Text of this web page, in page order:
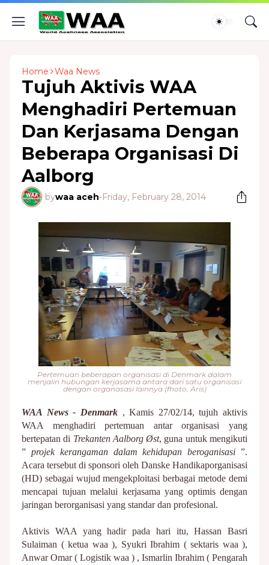
Home Waa News
Tujuh Aktivis WAA
Menghadiri Pertemuan
Dan Kerjasama Dengan
Beberapa Organisasi Di
Aalborg
bywaa aceh-Friday, February 28, 2014
Pertemuan beberapan organisasi di Denmark dalam
menjalin hubungan kerjasama antara dari satu organisasi
dengan organasasi lainnya (fhoto, Aris)
WAA News - Denmark, Kamis 27/02/14, tujuh aktivis
WAA menghadiri pertemuan antar organisasi yang
bertepatan di Trekanten Aalborg Øst, guna untuk mengikuti
” projek kerangaman dalam kehidupan beroganisasi ”.
Acara tersebut di sponsori oleh Danske Handikaporganisasi
(HD) sebagai wujud mengekploitasi berbagai metode demi
mencapai tujuan melalui kerjasama yang optimis dengan
jaringan berorganisasi yang standar dan profesional.
Aktivis WAA yang hadir pada hari itu, Hassan Basri
Sulaiman ( ketua waa ), Syukri Ibrahim ( sektaris waa ),
Anwar Omar ( Logistik waa ) , Ismarlin Ibrahim ( Pengarah